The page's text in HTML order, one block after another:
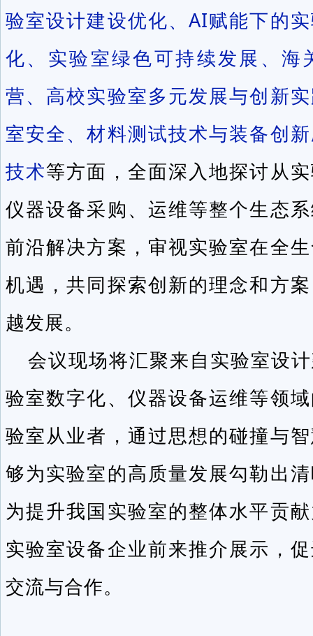
验室设计建设优化、AI赋能下的
化、实验室绿色可持续发展、海
营、高校实验室多元发展与创新
室安全、材料测试技术与装备创
技术等方面，全面深入地探讨从
仪器设备采购、运维等整个生态
前沿解决方案，审视实验室在全
机遇，共同探索创新的理念和方
越发展。
会议现场将汇聚来自实验室设
验室数字化、仪器设备运维等领
验室从业者，通过思想的碰撞与
够为实验室的高质量发展勾勒出
为提升我国实验室的整体水平贡
实验室设备企业前来推介展示，
交流与合作。